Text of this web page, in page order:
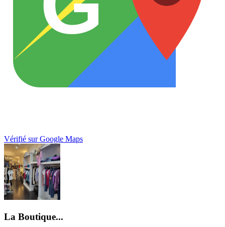
Vérifié sur Google Maps
La Boutique...